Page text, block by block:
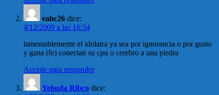
eahc26 dice:
4/12/2009 a las 16:34
lamentablemente el idolatra ya sea por ignorancia o por gusto
y gana (fe) conectan su cpu o cerebro a una piedra
Accede para responder
Yehuda Ribco dice: